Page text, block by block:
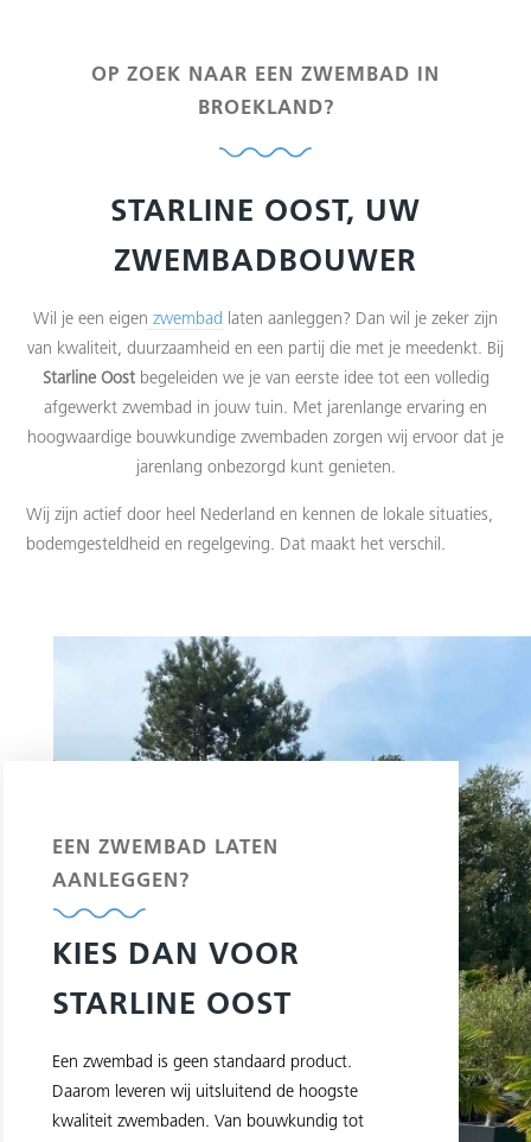
OP ZOEK NAAR EEN ZWEMBAD IN
BROEKLAND?
STARLINE OOST, UW
ZWEMBADBOUWER
Wil je een eigen zwembad laten aanleggen? Dan wil je zeker zijn
van kwaliteit, duurzaamheid en een partij die met je meedenkt. Bij
Starline Oostbegeleiden we je van eerste idee tot een volledig
afgewerkt zwembad in jouw tuin. Met jarenlange ervaring en
hoogwaardige bouwkundige zwembaden zorgen wij ervoor dat je
jarenlang onbezorgd kunt genieten.
Wij zijn actief door heel Nederland en kennen de lokale situaties,
bodemgesteldheid en regelgeving. Dat maakt het verschil.
EEN ZWEMBAD LATEN
AANLEGGEN?
KIES DAN VOOR
STARLINE OOST
Een zwembad is geen standaard product.
Daarom leveren wij uitsluitend de hoogste
kwaliteit zwembaden. Van bouwkundig tot